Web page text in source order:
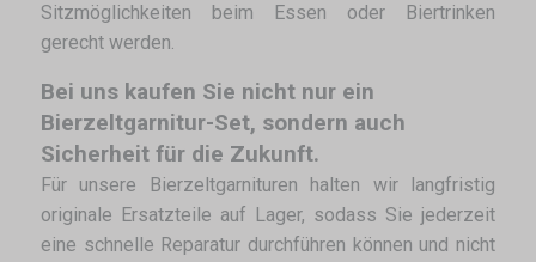
Sitzmöglichkeiten beim Essen oder Biertrinken
gerecht werden.
Bei uns kaufen Sie nicht nur ein
Bierzeltgarnitur-Set, sondern auch
Sicherheit für die Zukunft.
Für unsere Bierzeltgarnituren halten wir langfristig
originale Ersatzteile auf Lager, sodass Sie jederzeit
eine schnelle Reparatur durchführen können und nicht